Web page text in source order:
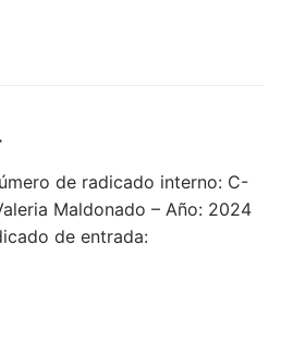
de radicado interno: C-
Maldonado – Año: 2024
de entrada: